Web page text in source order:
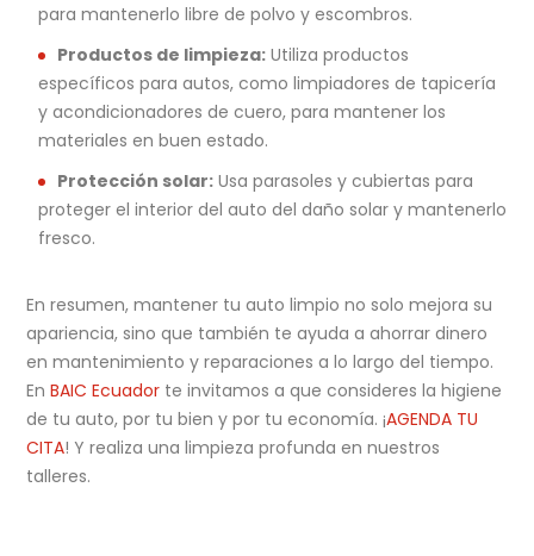
para mantenerlo libre de polvo y escombros.
Productos de limpieza: Utiliza productos
específicos para autos, como limpiadores de tapicería
y acondicionadores de cuero, para mantener los
materiales en buen estado.
Protección solar: Usa parasoles y cubiertas para
proteger el interior del auto del daño solar y mantenerlo
fresco.
En resumen, mantener tu auto limpio no solo mejora su
apariencia, sino que también te ayuda a ahorrar dinero
en mantenimiento y reparaciones a lo largo del tiempo.
EnBAIC Ecuador te invitamos a que consideres la higiene
de tu auto, por tu bien y por tu economía. ¡AGENDA TU
CITA! Y realiza una limpieza profunda en nuestros
talleres.